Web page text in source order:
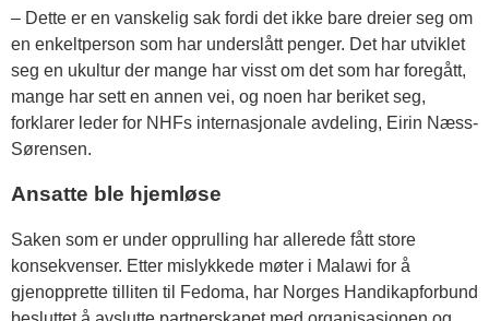
– Dette er en vanskelig sak fordi det ikke bare dreier seg om
en enkeltperson som har underslått penger. Det har utviklet
seg en ukultur der mange har visst om det som har foregått,
mange har sett en annen vei, og noen har beriket seg,
forklarer leder for NHFs internasjonale avdeling, Eirin Næss-
Sørensen.
Ansatte ble hjemløse
Saken som er under opprulling har allerede fått store
konsekvenser. Etter mislykkede møter i Malawi for å
gjenopprette tilliten til Fedoma, har Norges Handikapforbund